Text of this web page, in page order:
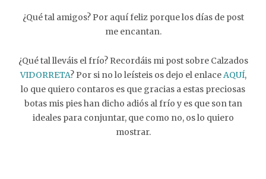
¿Qué tal amigos? Por aquí feliz porque los días de post
me encantan.
¿Qué tal lleváis el frío? Recordáis mi post sobre Calzados
VIDORRETA? Por si no lo leísteis os dejo el enlaceAQUÍ,
lo que quiero contaros es que gracias a estas preciosas
botas mis pies han dicho adiós al frío y es que son tan
ideales para conjuntar, que como no, os lo quiero
mostrar.